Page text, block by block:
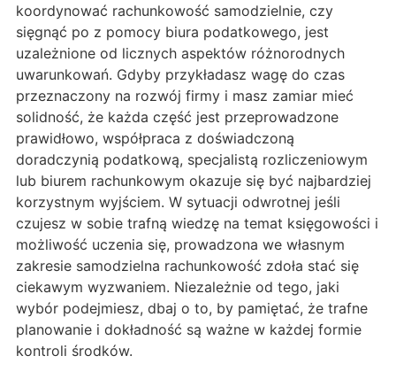
koordynować rachunkowość samodzielnie, czy
sięgnąć po z pomocy biura podatkowego, jest
uzależnione od licznych aspektów różnorodnych
uwarunkowań. Gdyby przykładasz wagę do czas
przeznaczony na rozwój firmy i masz zamiar mieć
solidność, że każda część jest przeprowadzone
prawidłowo, współpraca z doświadczoną
doradczynią podatkową, specjalistą rozliczeniowym
lub biurem rachunkowym okazuje się być najbardziej
korzystnym wyjściem. W sytuacji odwrotnej jeśli
czujesz w sobie trafną wiedzę na temat księgowości i
możliwość uczenia się, prowadzona we własnym
zakresie samodzielna rachunkowość zdoła stać się
ciekawym wyzwaniem. Niezależnie od tego, jaki
wybór podejmiesz, dbaj o to, by pamiętać, że trafne
planowanie i dokładność są ważne w każdej formie
kontroli środków.